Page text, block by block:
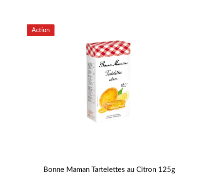
Action
Bonne Maman Tartelettes au Citron 125g